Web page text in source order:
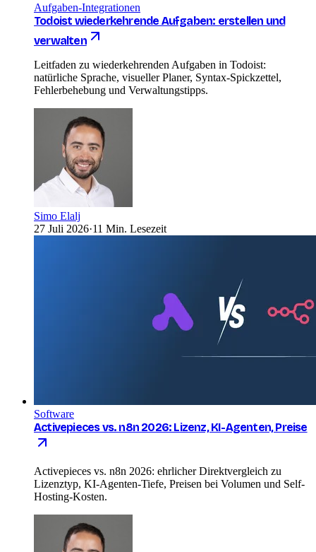
Aufgaben-Integrationen
Todoist wiederkehrende Aufgaben: erstellen und
verwalten
Leitfaden zu wiederkehrenden Aufgaben in Todoist:
natürliche Sprache, visueller Planer, Syntax-Spickzettel,
Fehlerbehebung und Verwaltungstipps.
Simo Elalj
27 Juli 2026·11 Min. Lesezeit
Software
Activepieces vs. n8n 2026: Lizenz, KI-Agenten, Preise
Activepieces vs. n8n 2026: ehrlicher Direktvergleich zu
Lizenztyp, KI-Agenten-Tiefe, Preisen bei Volumen und Self-
Hosting-Kosten.